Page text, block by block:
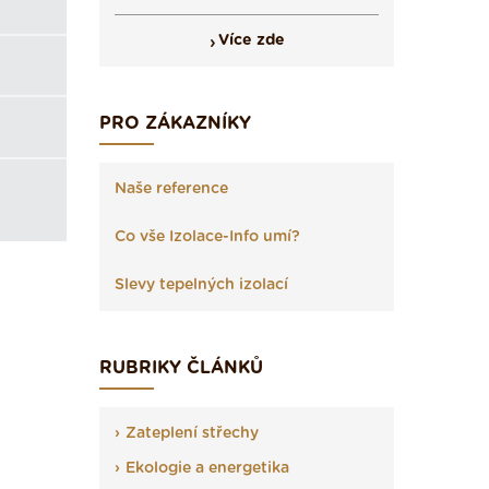
Více zde
PRO ZÁKAZNÍKY
Naše reference
Co vše Izolace-Info umí?
Slevy tepelných izolací
RUBRIKY ČLÁNKŮ
Zateplení střechy
Ekologie a energetika